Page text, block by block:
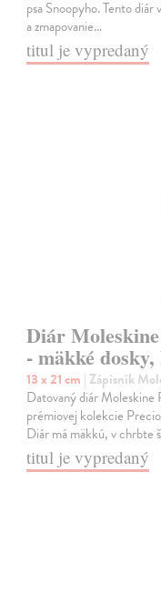
psa Snoopyho. Tento diár
a zmapovanie…
titul je vypredaný
Diár
- mäkké
13 x 21 cm | Zápisník
Datovaný diár
prémiovej kolekcie
Diár má mäkkú, v chrbte
titul je vypredaný